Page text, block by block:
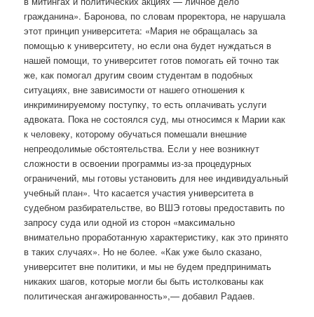
гражданина». Баронова, по словам проректора, не нарушала
этот принцип университета: «Мария не обращалась за
помощью к университету, но если она будет нуждаться в
нашей помощи, то университет готов помогать ей точно так
же, как помогал другим своим студентам в подобных
ситуациях, вне зависимости от нашего отношения к
инкриминируемому поступку, то есть оплачивать услуги
адвоката. Пока не состоялся суд, мы относимся к Марии как
к человеку, которому обучаться помешали внешние
непреодолимые обстоятельства. Если у нее возникнут
сложности в освоении программы из-за процедурных
ограничений, мы готовы установить для нее индивидуальный
учебный план». Что касается участия университета в
судебном разбирательстве, во ВШЭ готовы предоставить по
запросу суда или одной из сторон «максимально
внимательно проработанную характеристику, как это принято
в таких случаях». Но не более. «Как уже было сказано,
университет вне политики, и мы не будем предпринимать
никаких шагов, которые могли бы быть истолкованы как
политическая ангажированность»,— добавил Радаев.